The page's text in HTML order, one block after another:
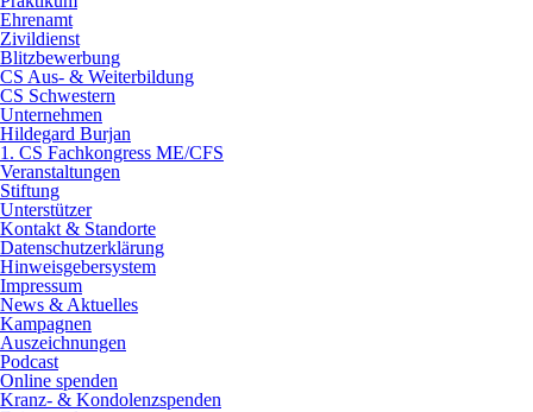
Ehrenamt
Zivildienst
Blitzbewerbung
CS Aus- & Weiterbildung
CS Schwestern
Unternehmen
Hildegard Burjan
1. CS Fachkongress ME/CFS
Veranstaltungen
Stiftung
Unterstützer
Kontakt & Standorte
Datenschutzerklärung
Hinweisgebersystem
Impressum
News & Aktuelles
Kampagnen
Auszeichnungen
Podcast
Online spenden
Kranz- & Kondolenzspenden